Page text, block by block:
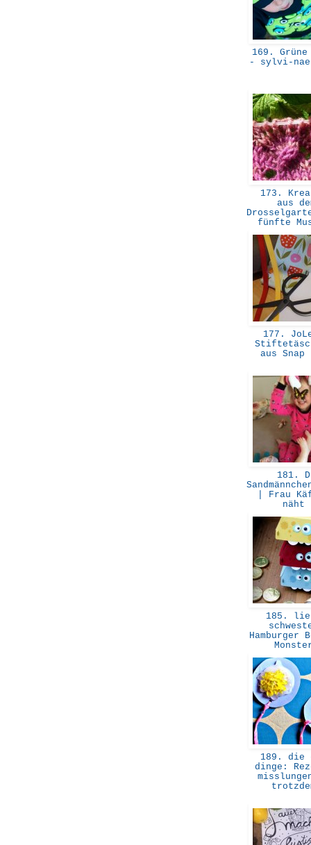
169. Grüne
- sylvi-
173.
aus
fünfte
177.
aus Snap
181.
| Frau
näht
185.
Hamburger
189. die
dinge: